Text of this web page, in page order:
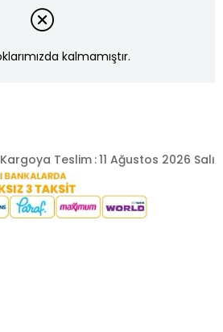
kalmamıştır.
Teslim:11 Ağustos 2026 Salı